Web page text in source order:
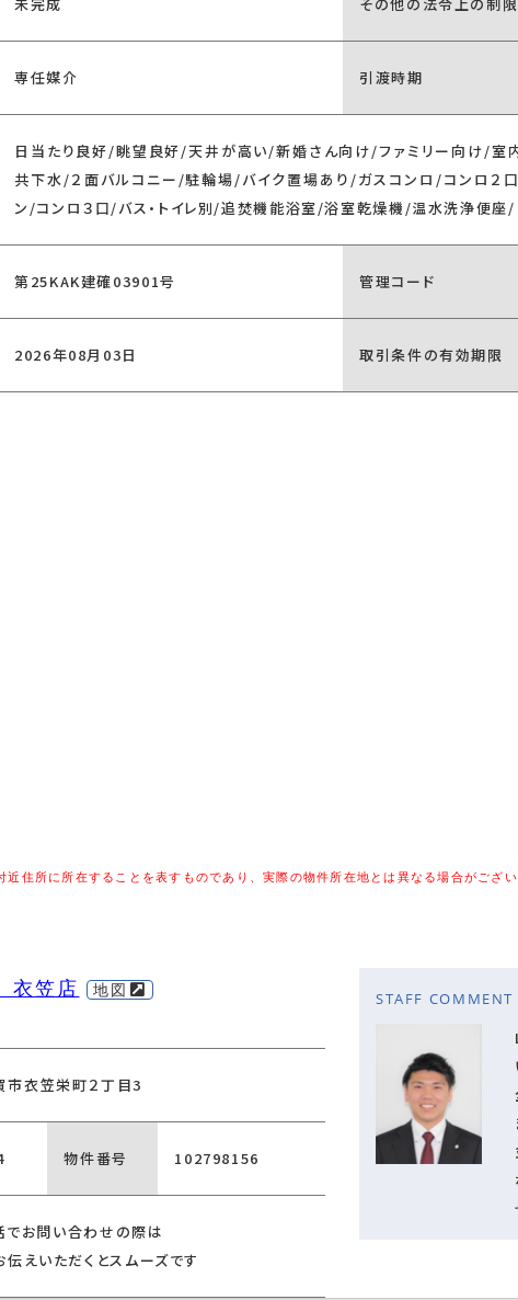
専任媒介 引渡時期
日当たり良好/眺望良好/天井が高い/新婚さん向け/ファミリー向け/
共下水/２面バルコニー/駐輪場/バイク置場あり/ガスコンロ/コンロ２
ン/コンロ３口/バス・トイレ別/追焚機能浴室/浴室乾燥機/温水洗浄便
第25KAK建確03901号 管理コード
2026年08月03日 取引条件の有効期限
住所に所在することを表すものであり、実際の物件所在地とは異なる場合がござい
衣笠店 地図
市衣笠栄町２丁目3
物件番号 102798156
でお問い合わせの際は
伝えいただくとスムーズです
STAFF COMMENT